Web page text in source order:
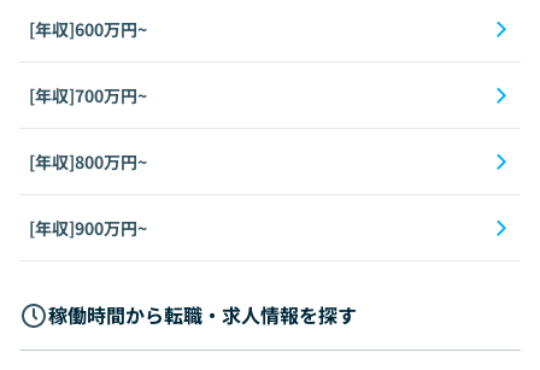
[年収]600万円~
[年収]700万円~
[年収]800万円~
[年収]900万円~
稼働時間から転職・求人情報を探す